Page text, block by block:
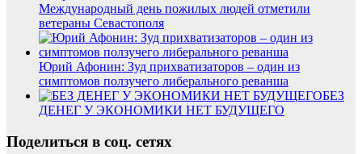
Международный день пожилых людей отметили
ветераны Севастополя
Юрий Афонин: Зуд прихватизаторов – один из
симптомов ползучего либерального реванша
БЕЗ
ДЕНЕГ У ЭКОНОМИКИ НЕТ БУДУЩЕГО
Поделиться в соц. сетях